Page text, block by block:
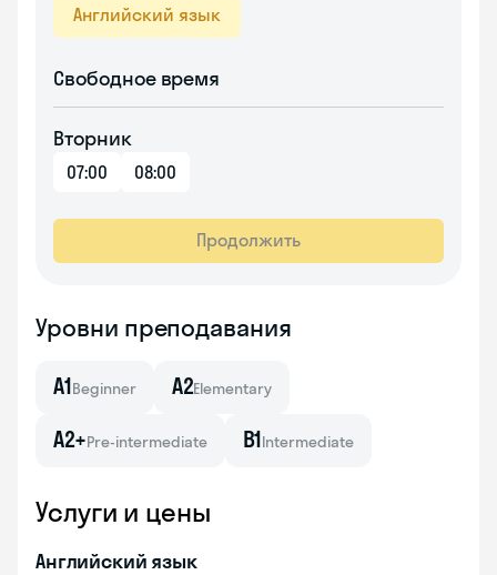
Английский язык
Свободное время
Вторник
07:00 08:00
Продолжить
Уровни преподавания
A1Beginner A2Elementary
A2+Pre-intermediate B1Intermediate
Услуги и цены
Английский язык